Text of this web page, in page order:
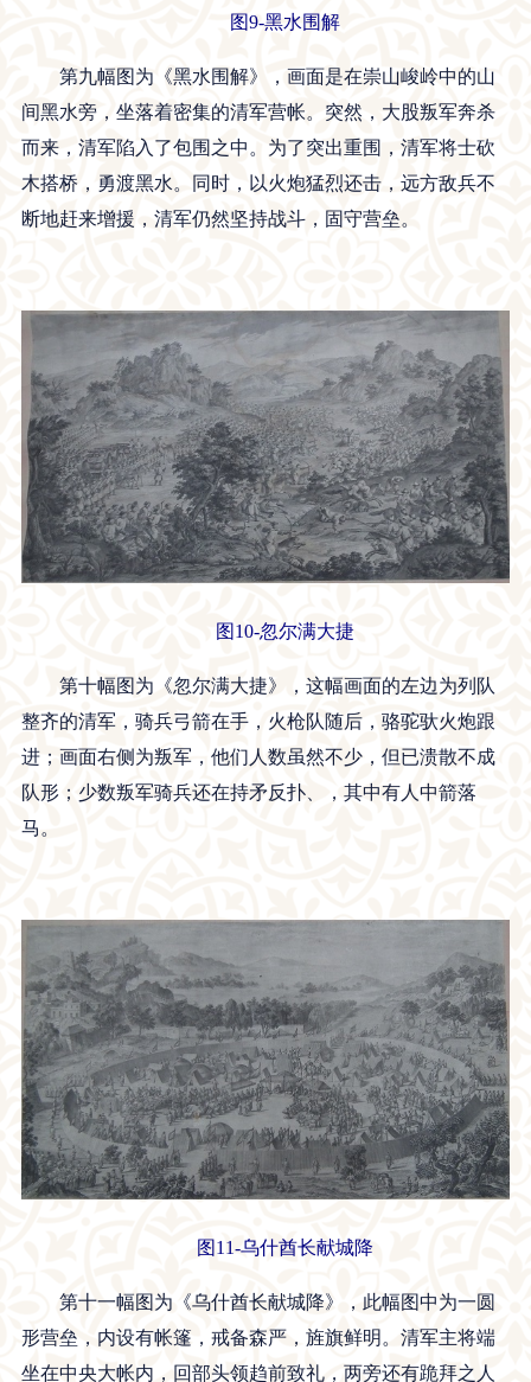
图9-黑水围解
第九幅图为《黑水围解》，画面是在崇山峻岭中的山
间黑水旁，坐落着密集的清军营帐。突然，大股叛军奔杀
而来，清军陷入了包围之中。为了突出重围，清军将士砍
木搭桥，勇渡黑水。同时，以火炮猛烈还击，远方敌兵不
断地赶来增援，清军仍然坚持战斗，固守营垒。
图10-忽尔满大捷
第十幅图为《忽尔满大捷》，这幅画面的左边为列队
整齐的清军，骑兵弓箭在手，火枪队随后，骆驼驮火炮跟
进；画面右侧为叛军，他们人数虽然不少，但已溃散不成
队形；少数叛军骑兵还在持矛反扑、，其中有人中箭落
马。
图11-乌什酋长献城降
第十一幅图为《乌什酋长献城降》，此幅图中为一圆
形营垒，内设有帐篷，戒备森严，旌旗鲜明。清军主将端
坐在中央大帐内，回部头领趋前致礼，两旁还有跪拜之人